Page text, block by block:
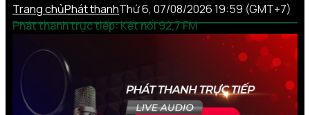
Trang chủPhát thanh
Phát thanh trực tiếp: Kết nối 92,7 FM
Thứ 6, 07/08/2026 19:59 (GMT+7)